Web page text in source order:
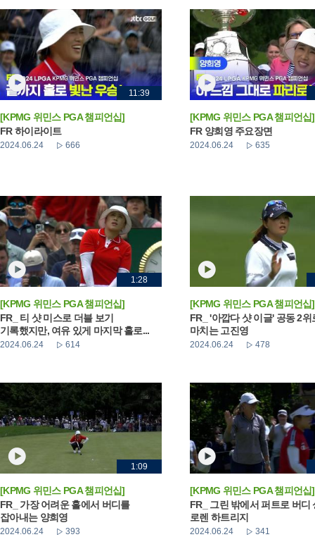
11:39
[KPMG 위민스 PGA 챔피언십]
FR 하이라이트
2024.06.24 666
[KPMG 위민스 PGA 챔피언십]
FR 양희영 주요장면
2024.06.24 635
1:28
[KPMG 위민스 PGA 챔피언십]
FR_ 티 샷 미스로 더블 보기
기록했지만, 여유 있게 마지막 홀로...
2024.06.24 614
[KPMG 위민스 PGA 챔피언십]
FR_ '아깝다 샷 이글' 공동 2위
마치는 고진영
2024.06.24 478
1:09
[KPMG 위민스 PGA 챔피언십]
FR_ 가장 어려운 홀에서 버디를
잡아내는 양희영
2024.06.24 393
[KPMG 위민스 PGA 챔피언십]
FR_ 그린 밖에서 퍼트로 버디
로렌 하트리지
2024.06.24 341